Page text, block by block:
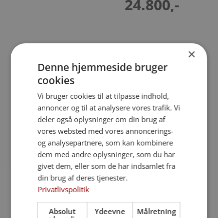
24.800,-
begravelse?
En forudbetalt begravelse er en aftale med
landets største og ældste begravelseskasse,
så du selv kan tage stilling til mange
praktiske spørgsmål ved din begravelse
eller bisættelse.
Du skal være fyldt 50 år for at kunne indgå
aftalen, hvor du forudbetaler alle eller en
del af omkostningerne for din begravelse
eller bisættelse.
×
Denne hjemmeside bruger
cookies
Vi bruger cookies til at tilpasse indhold,
annoncer og til at analysere vores trafik. Vi
deler også oplysninger om din brug af
vores websted med vores annoncerings-
og analysepartnere, som kan kombinere
dem med andre oplysninger, som du har
givet dem, eller som de har indsamlet fra
din brug af deres tjenester.
Privatlivspolitik
Absolut
Ydeevne Målretning